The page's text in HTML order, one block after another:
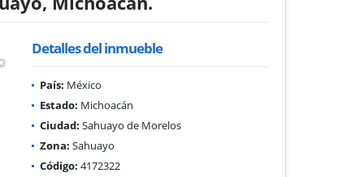
Detalles del inmueble
País: México
Estado: Michoacán
Ciudad: Sahuayo de Morelos
Zona: Sahuayo
Código: 4172322